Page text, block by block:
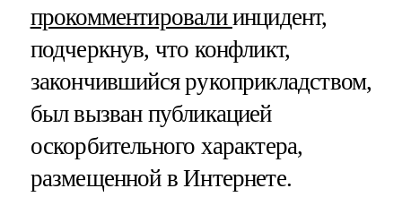
прокомментировалиинцидент,
подчеркнув, что конфликт,
закончившийся рукоприкладством,
был вызван публикацией
оскорбительного характера,
размещенной в Интернете.